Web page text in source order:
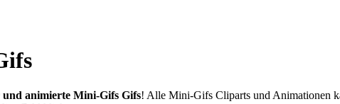
animierte Mini-Gifs Gifs! Alle Mini-Gifs Cliparts und Animationen